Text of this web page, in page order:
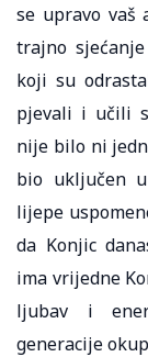
se upravo vaš
trajno
koji su
pjevali i učili
nije bilo ni
bio uključen
lijepe
da Konjic
ima vrijedne
ljubav i
generacije